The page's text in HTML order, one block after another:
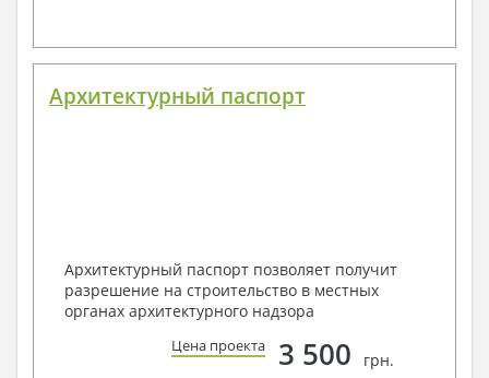
Архитектурный паспорт
Архитектурный паспорт позволяет получит
разрешение на строительство в местных
органах архитектурного надзора
Цена проекта 3 500 грн.